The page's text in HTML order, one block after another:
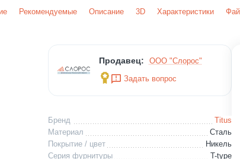
Рекомендуемые Описание 3D Характеристики
Продавец:
ООО "Слорос"
Задать вопрос
Бренд
Titus
Материал
Сталь
Покрытие / цвет
Никель
Серия фурнитуры
T-type